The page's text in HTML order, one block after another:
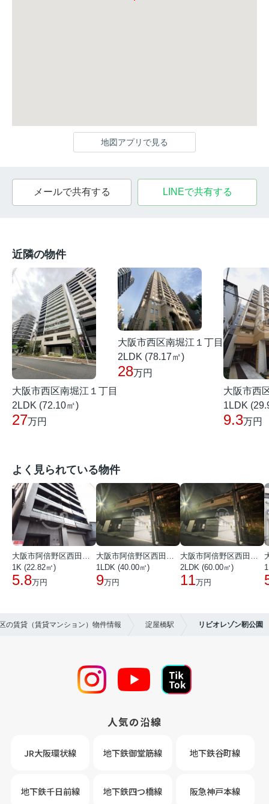
地図アプリで見る
メールで共有する LINEで共有する
近隣の物件
大阪市西区南堀江１丁目
2LDK (72.10㎡)
27万円
大阪市西区南堀江１丁目
2LDK (78.17㎡)
28万円
大阪市西
1LDK
9.3万円
よく見られている物件
大阪市阿倍野区西田辺町１丁目
1K (22.82㎡)
5.8万円
大阪市阿倍野区西田辺町１丁目
1LDK (40.00㎡)
9万円
大阪市阿倍野区西田辺町１丁目
2LDK (60.00㎡)
11万円
の賃貸（賃貸マンション）物件情報 淀屋橋駅 リビオレゾン靭公園
人気の沿線
JR大阪環状線 地下鉄御堂筋線 地下鉄谷町線
地下鉄千日前線 地下鉄四つ橋線 阪急神戸本線